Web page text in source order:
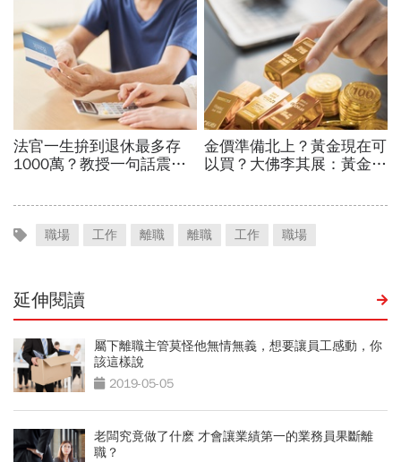
職場 工作 離職 離職 工作 職場
延伸閱讀
屬下離職主管莫怪他無情無義，想要讓員工感動，你
該這樣說
2019-05-05
老闆究竟做了什麽 才會讓業績第一的業務員果斷離
職？